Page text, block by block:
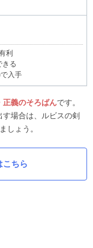
利
きる
入手
正義のそろばんです。
場合は、ルビスの剣
しょう。
こちら